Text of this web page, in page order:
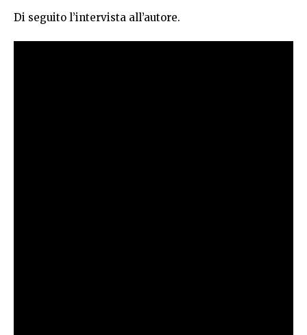
Di seguito l’intervista all’autore.